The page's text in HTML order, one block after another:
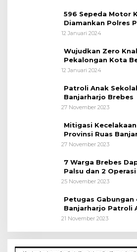
596 Sepeda Motor
Diamankan Polres
12 Januari 2024
Wujudkan Zero
Pekalongan Kota
Kepada Pelajar
12 Januari 2024
Patroli Anak
Banjarharjo Brebes
27 November 2023
Mitigasi
Provinsi Ruas
27 November 2023
7 Warga Brebes
Palsu dan 2
25 November 2023
Petugas Gabungan
Banjarharjo Patroli
21 November 2023